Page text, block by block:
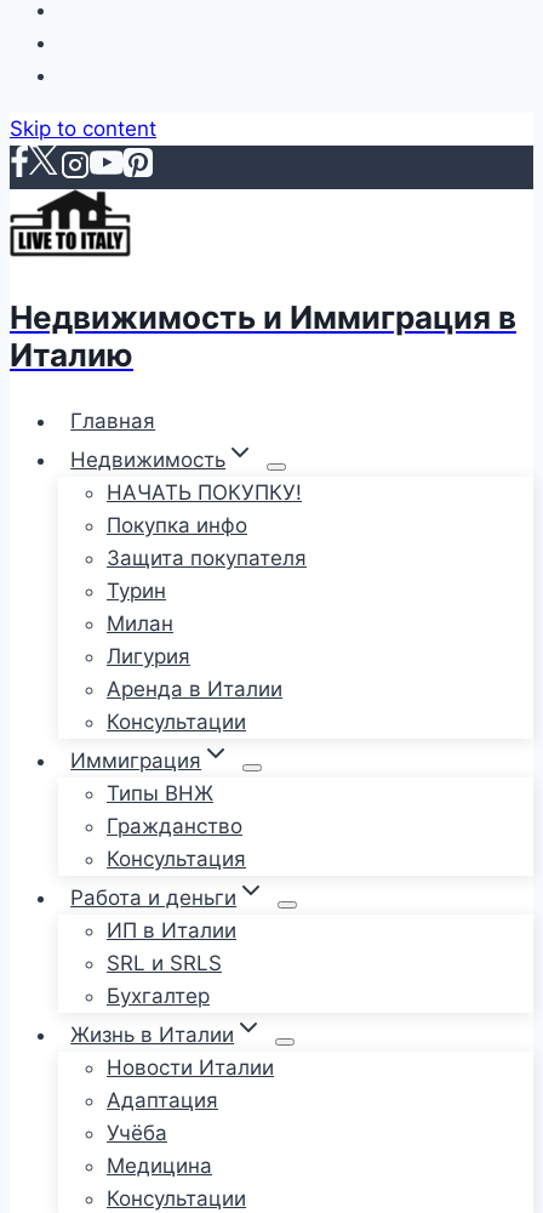
Skip to content
Недвижимость и Иммиграция в
Италию
Главная
Недвижимость
НАЧАТЬ ПОКУПКУ!
Покупка инфо
Защита покупателя
Турин
Милан
Лигурия
Аренда в Италии
Консультации
Иммиграция
Типы ВНЖ
Гражданство
Консультация
Работа и деньги
ИП в Италии
SRL и SRLS
Бухгалтер
Жизнь в Италии
Новости Италии
Адаптация
Учёба
Медицина
Консультации